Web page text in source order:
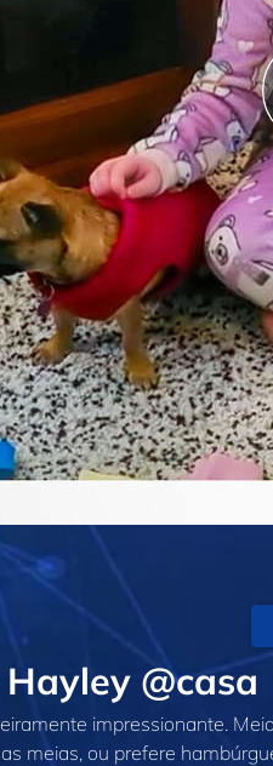
@casa
impressionante.
meias, ou prefere